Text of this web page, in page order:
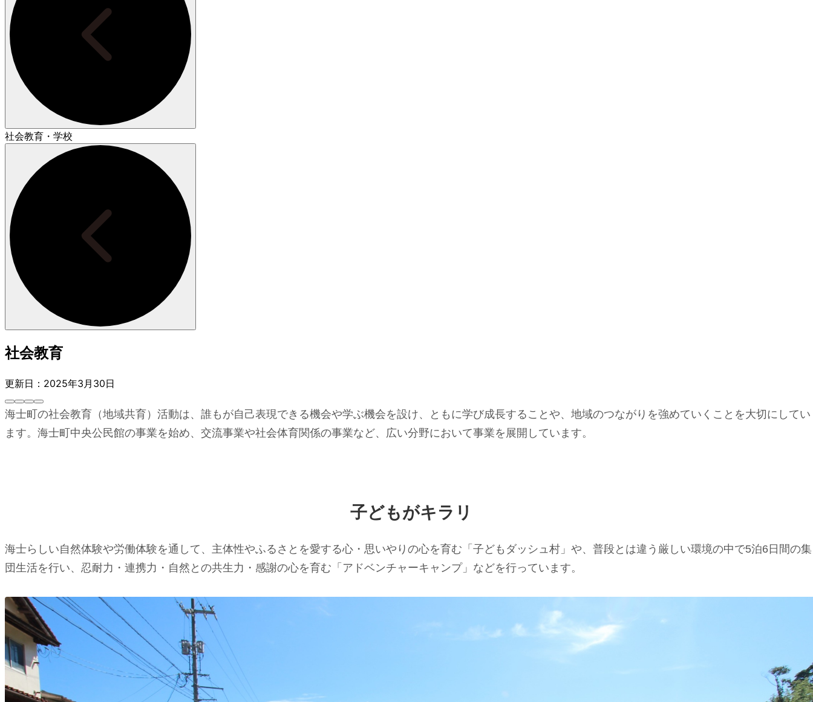
社会教育・学校
社会教育
更新日：2025年3月30日
海士町の社会教育（地域共育）活動は、誰もが自己表現できる機会や学ぶ機会を設け、ともに学び成長することや、地域のつながりを強めていくことを大切にしてい
ます。海士町中央公民館の事業を始め、交流事業や社会体育関係の事業など、広い分野において事業を展開しています。
子どもがキラリ
海士らしい自然体験や労働体験を通して、主体性やふるさとを愛する心・思いやりの心を育む「子どもダッシュ村」や、普段とは違う厳しい環境の中で5泊6日間の集
団生活を行い、忍耐力・連携力・自然との共生力・感謝の心を育む「アドベンチャーキャンプ」などを行っています。